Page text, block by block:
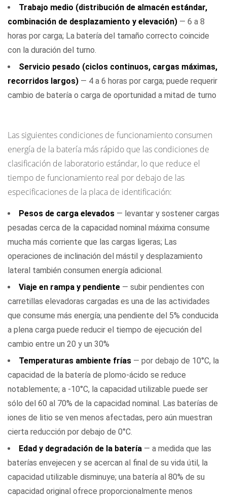
útil
esperada
por
tipo
de
operación:
resumen
Trabajo medio (distribución de almacén estándar,
combinación de desplazamiento y elevación) — 6 a 8
horas por carga; La batería del tamaño correcto coincide
con la duración del turno.
Servicio pesado (ciclos continuos, cargas máximas,
recorridos largos) — 4 a 6 horas por carga; puede requerir
cambio de batería o carga de oportunidad a mitad de turno
Las siguientes condiciones de funcionamiento consumen
energía de la batería más rápido que las condiciones de
clasificación de laboratorio estándar, lo que reduce el
tiempo de funcionamiento real por debajo de las
especificaciones de la placa de identificación:
Pesos de carga elevados — levantar y sostener cargas
pesadas cerca de la capacidad nominal máxima consume
mucha más corriente que las cargas ligeras; Las
operaciones de inclinación del mástil y desplazamiento
lateral también consumen energía adicional.
Viaje en rampa y pendiente — subir pendientes con
carretillas elevadoras cargadas es una de las actividades
que consume más energía; una pendiente del 5% conducida
a plena carga puede reducir el tiempo de ejecución del
cambio entre un 20 y un 30%
Temperaturas ambiente frías — por debajo de 10°C, la
capacidad de la batería de plomo-ácido se reduce
notablemente; a -10°C, la capacidad utilizable puede ser
sólo del 60 al 70% de la capacidad nominal. Las baterías de
iones de litio se ven menos afectadas, pero aún muestran
cierta reducción por debajo de 0°C.
Edad y degradación de la batería — a medida que las
baterías envejecen y se acercan al final de su vida útil, la
capacidad utilizable disminuye; una batería al 80% de su
capacidad original ofrece proporcionalmente menos